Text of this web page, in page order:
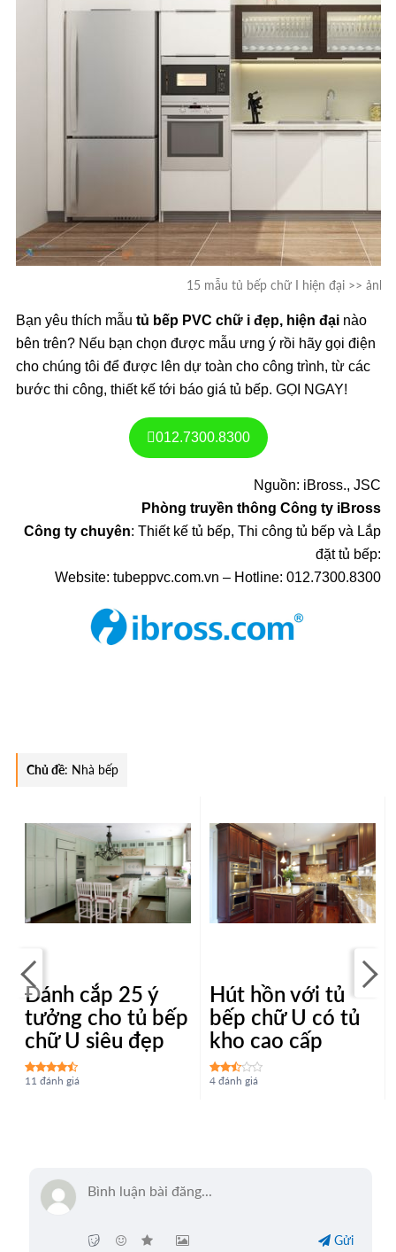
15 mẫu tủ bếp chữ I hiện đại >> ảnh
Bạn yêu thích mẫu tủ bếp PVC chữ i đẹp, hiện đại nào
bên trên? Nếu bạn chọn được mẫu ưng ý rồi hãy gọi điện
cho chúng tôi để được lên dự toàn cho công trình, từ các
bước thi công, thiết kế tới báo giá tủ bếp. GỌI NGAY!
012.7300.8300
Nguồn: iBross., JSC
Phòng truyền thông Công ty iBross
Công ty chuyên: Thiết kế tủ bếp, Thi công tủ bếp và Lắp
đặt tủ bếp:
Website: tubeppvc.com.vn – Hotline: 012.7300.8300
Chủ đề: Nhà bếp
Đánh cắp 25 ý
tưởng cho tủ bếp
chữ U siêu đẹp
11 đánh giá
Hút hồn với tủ
bếp chữ U có tủ
kho cao cấp
4 đánh giá
Gửi